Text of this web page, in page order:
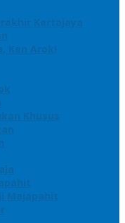
Kertajaya
Ken Arok!
Khusus
Majapahit